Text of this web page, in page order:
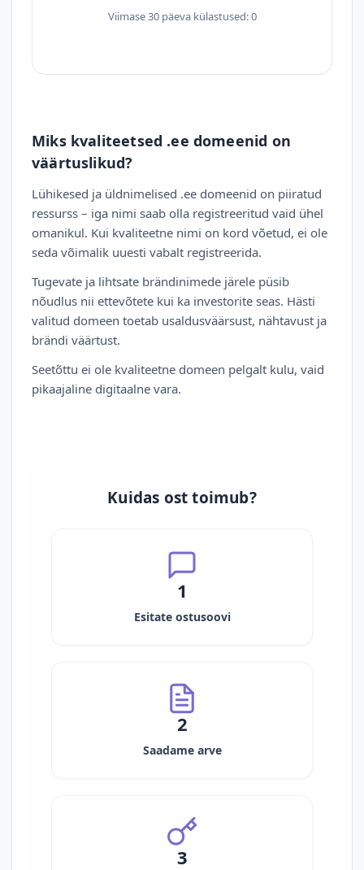
Viimase 30 päeva külastused: 0
Miks kvaliteetsed .ee domeenid on
väärtuslikud?
Lühikesed ja üldnimelised .ee domeenid on piiratud
ressurss – iga nimi saab olla registreeritud vaid ühel
omanikul. Kui kvaliteetne nimi on kord võetud, ei ole
seda võimalik uuesti vabalt registreerida.
Tugevate ja lihtsate brändinimede järele püsib
nõudlus nii ettevõtete kui ka investorite seas. Hästi
valitud domeen toetab usaldusväärsust, nähtavust ja
brändi väärtust.
Seetõttu ei ole kvaliteetne domeen pelgalt kulu, vaid
pikaajaline digitaalne vara.
Kuidas ost toimub?
1
Esitate ostusoovi
2
Saadame arve
3